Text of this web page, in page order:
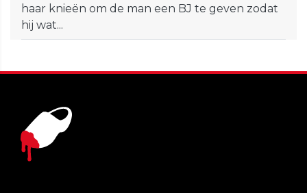
haar knieën om de man een BJ te geven zodat
hij wat...